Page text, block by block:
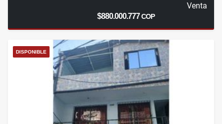
Venta
$880.000.777COP
DISPONIBLE